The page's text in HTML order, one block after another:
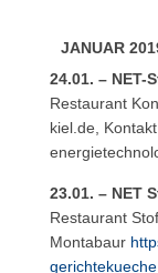
JANUAR
24.01. – NET-
Restaurant
kiel.de ,
23.01. – NET
Restaurant
Montabaur